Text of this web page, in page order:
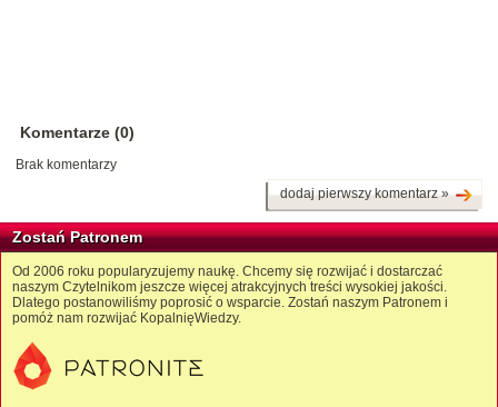
Komentarze (0)
Brak komentarzy
dodaj pierwszy komentarz »
Zostań Patronem
Od 2006 roku popularyzujemy naukę. Chcemy się rozwijać i dostarczać
naszym Czytelnikom jeszcze więcej atrakcyjnych treści wysokiej jakości.
Dlatego postanowiliśmy poprosić o wsparcie. Zostań naszym Patronem i
pomóż nam rozwijać KopalnięWiedzy.